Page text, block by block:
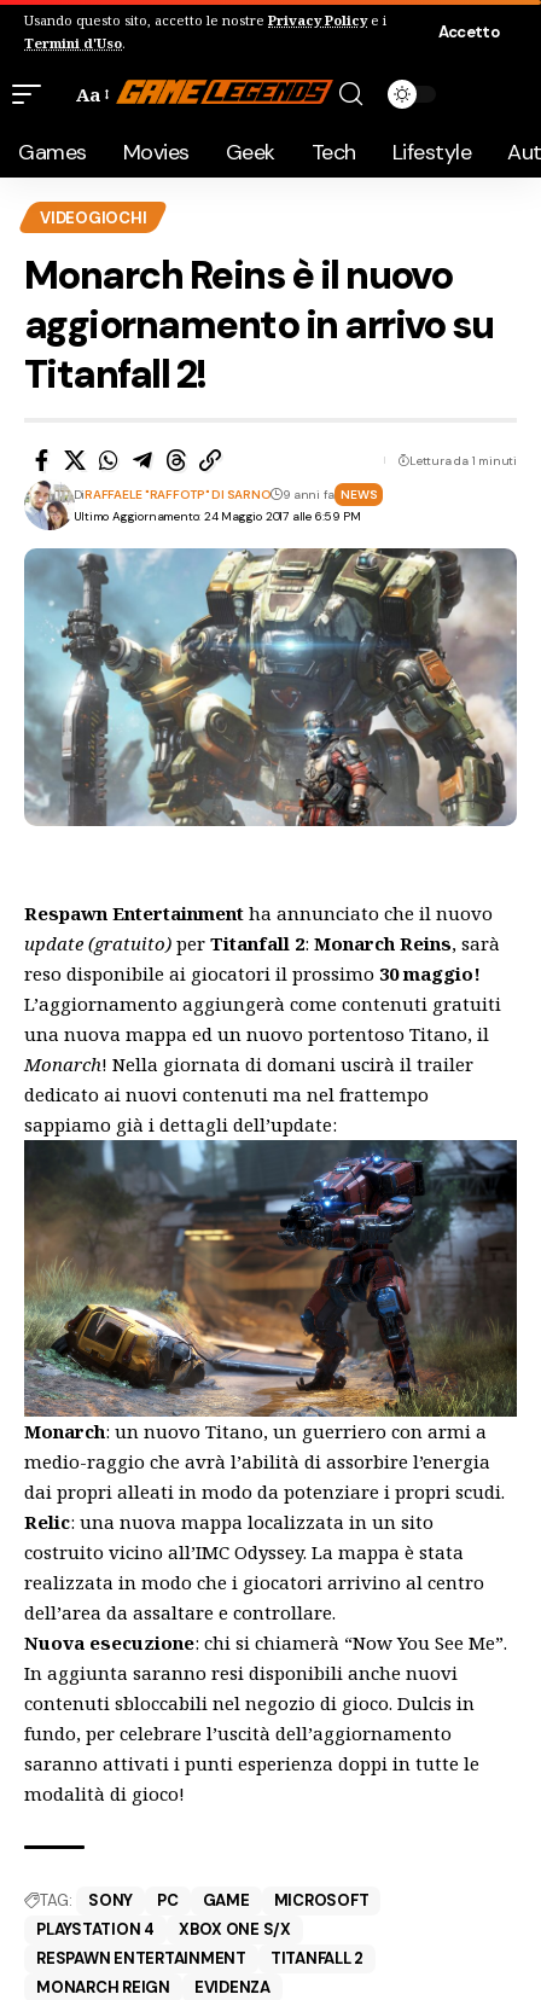
Usando questo sito, accetto le nostre Privacy Policye i
Termini d'Uso.
Accetto
Aa
Games Movies Geek Tech Lifestyle
VIDEOGIOCHI
Monarch Reins è il nuovo
aggiornamento in arrivo su
Titanfall 2!
Ultimo Aggiornamento: 24 Maggio 2017 alle 6:59 PM
DiRAFFAELE "RAFFOTP" DI SARNO 9 anni fa NEWS
Lettura da 1 minuti
Respawn Entertainment ha annunciato che il nuovo
update (gratuito) per Titanfall 2: Monarch Reins, sarà
reso disponibile ai giocatori il prossimo 30 maggio!
L’aggiornamento aggiungerà come contenuti gratuiti
una nuova mappa ed un nuovo portentoso Titano, il
Monarch! Nella giornata di domani uscirà il trailer
dedicato ai nuovi contenuti ma nel frattempo
sappiamo già i dettagli dell’update:
Monarch: un nuovo Titano, un guerriero con armi a
medio-raggio che avrà l’abilità di assorbire l’energia
dai propri alleati in modo da potenziare i propri scudi.
Relic: una nuova mappa localizzata in un sito
costruito vicino all’IMC Odyssey. La mappa è stata
realizzata in modo che i giocatori arrivino al centro
dell’area da assaltare e controllare.
Nuova esecuzione: chi si chiamerà “Now You See Me”.
In aggiunta saranno resi disponibili anche nuovi
contenuti sbloccabili nel negozio di gioco. Dulcis in
fundo, per celebrare l’uscità dell’aggiornamento
saranno attivati i punti esperienza doppi in tutte le
modalità di gioco!
TAG: SONY PC GAME
MICROSOFT
PLAYSTATION 4
XBOX ONE S/X
RESPAWN ENTERTAINMENT
TITANFALL 2
MONARCH REIGN
EVIDENZA